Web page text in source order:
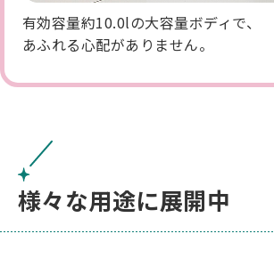
有効容量約10.0lの大容量ボディで、
あふれる心配がありません。
様々な用途に展開中